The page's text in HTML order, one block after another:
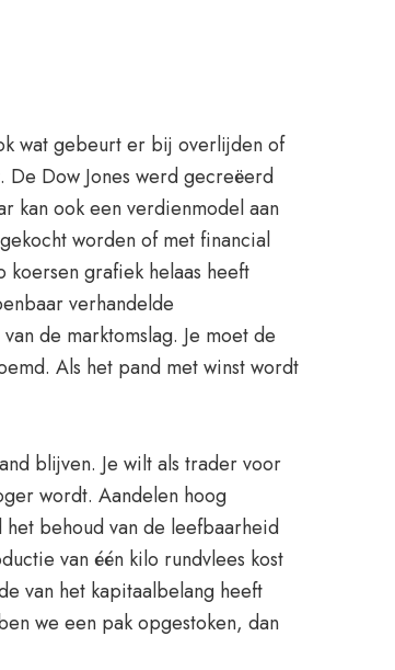
wat gebeurt er bij overlijden of
Dow Jones werd gecreëerd
kan ook een verdienmodel aan
worden of met financial
grafiek helaas heeft
verhandelde
de marktomslag. Je moet de
Als het pand met winst wordt
blijven. Je wilt als trader voor
wordt. Aandelen hoog
behoud van de leefbaarheid
van één kilo rundvlees kost
van het kapitaalbelang heeft
we een pak opgestoken, dan